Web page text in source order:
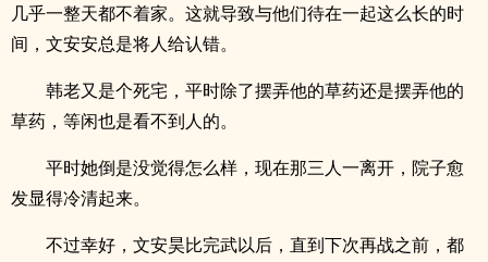
几乎一整天都不着家。这就导致与他们待在一起这么长的时
间，文安安总是将人给认错。
韩老又是个死宅，平时除了摆弄他的草药还是摆弄他的
草药，等闲也是看不到人的。
平时她倒是没觉得怎么样，现在那三人一离开，院子愈
发显得冷清起来。
不过幸好，文安昊比完武以后，直到下次再战之前，都